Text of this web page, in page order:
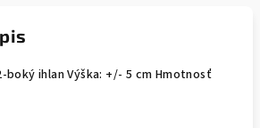
ihlan Výška: +/- 5 cm Hmotnosť